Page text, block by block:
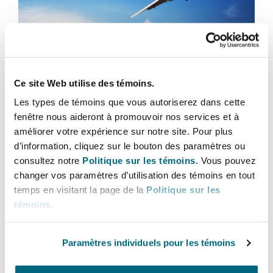
Ce site Web utilise des témoins.
Les types de témoins que vous autoriserez dans cette
fenêtre nous aideront à promouvoir nos services et à
améliorer votre expérience sur notre site. Pour plus
d’information, cliquez sur le bouton des paramètres ou
consultez notre Politique sur les témoins. Vous pouvez
changer vos paramètres d’utilisation des témoins en tout
temps en visitant la page de la Politique sur les
témoins.
Paramètres individuels pour les témoins
Entretien, réparation et
Droit réglementaire
Satellites et espace
Couverture d’assurance
Droit maritime
Risques politiques et crédit
Assurance biens
Bator
Jersey
York
County
The St Botolph Building
Bulletins
Liability, Singapore
19 mars 2026
The 7th Edition of the SIAC Rules 2025